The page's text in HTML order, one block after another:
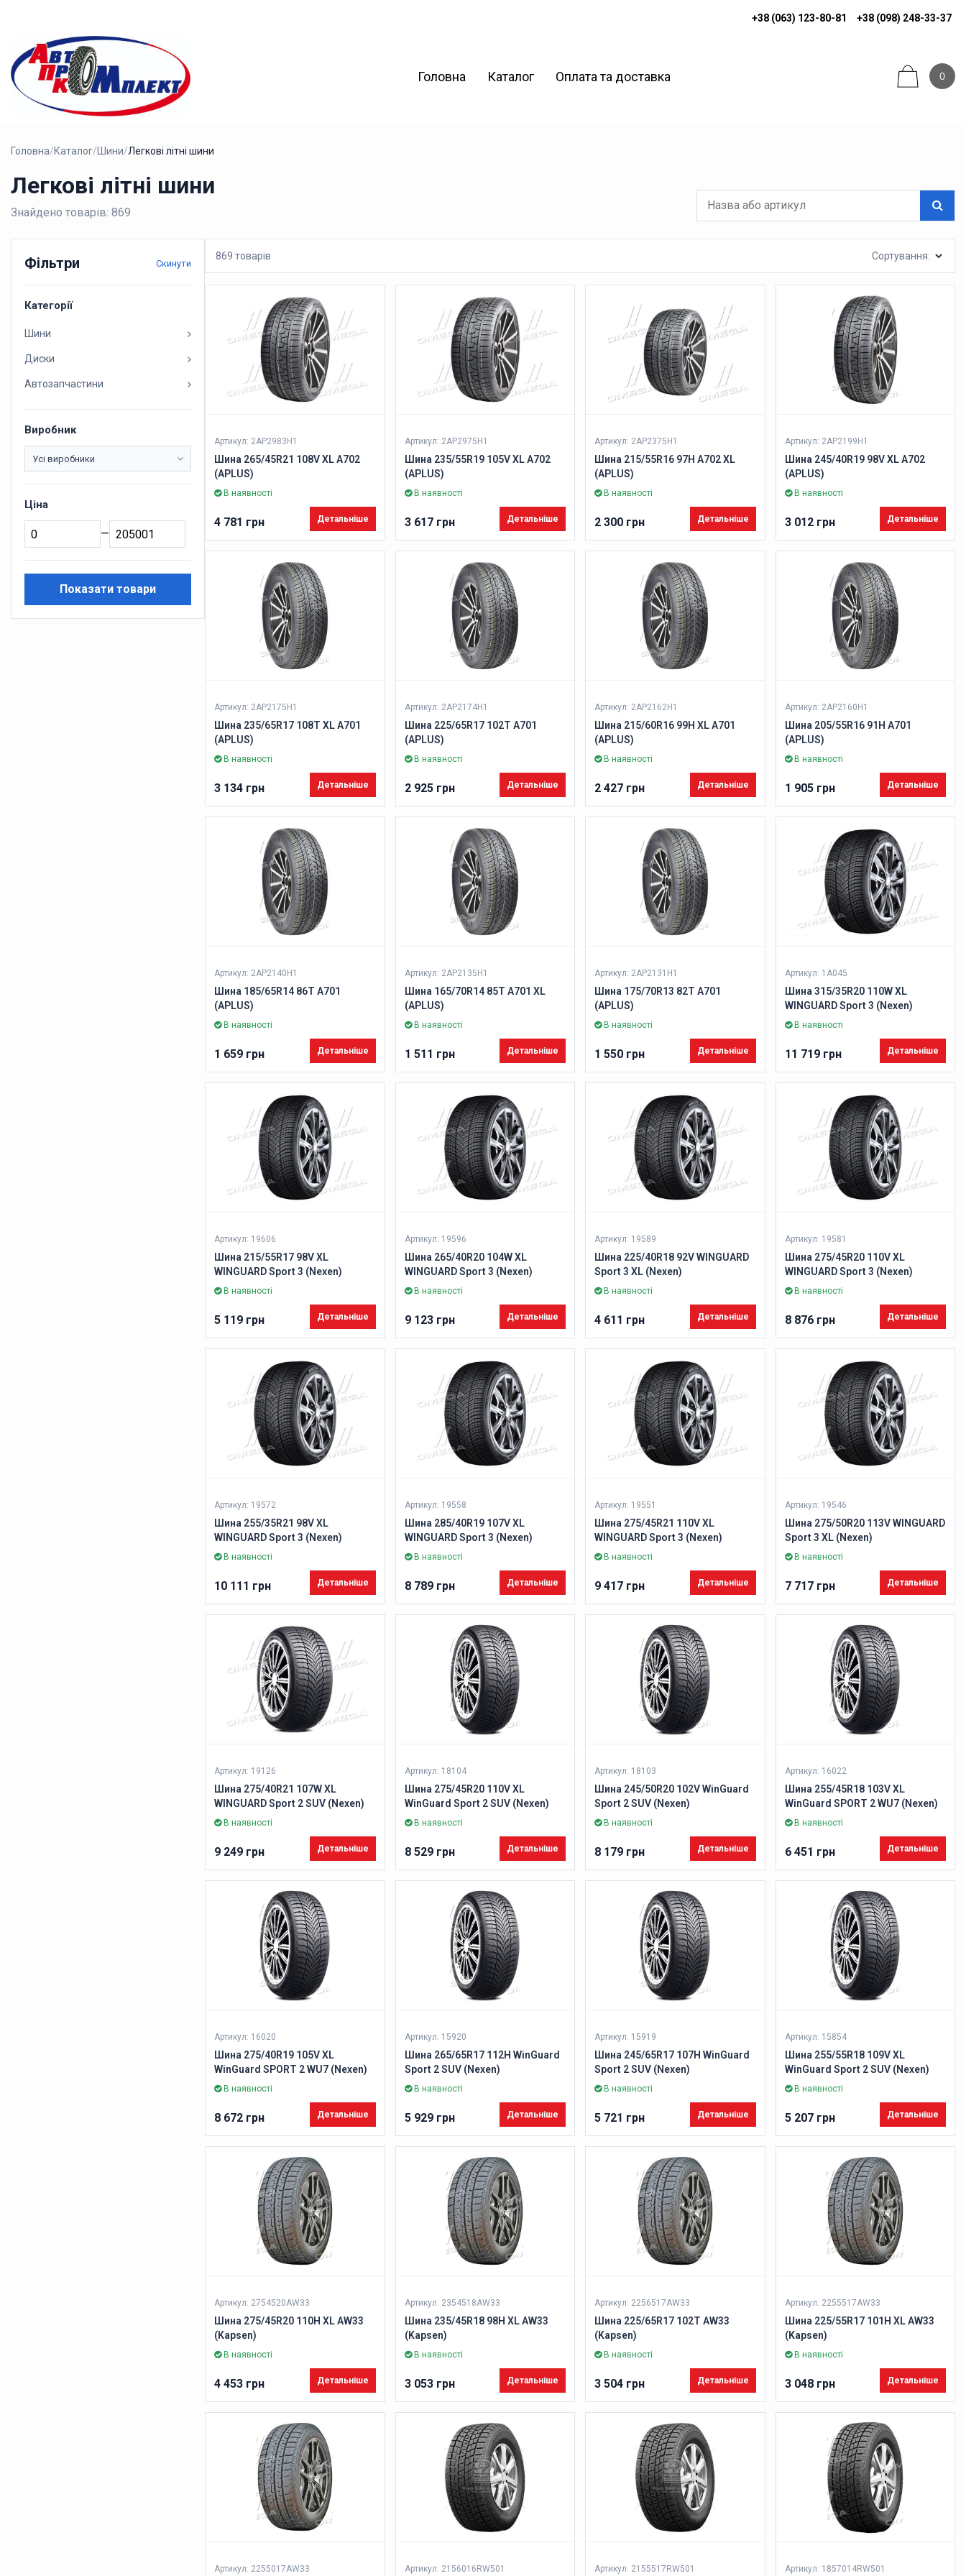
+38 (063) 123-80-81 +38 (098) 248-33-37
Головна Каталог Оплата та доставка 0
Головна/Каталог/ Шини/Легкові літні шини
Легкові літні шини
Знайдено товарів: 869
Фільтри Скинути
Категорії
Шини
Диски
Автозапчастини
Виробник
Ціна
—
Показати товари
869 товарів Сортування:
Артикул: 2AP2983H1
Шина 265/45R21 108V XL A702
(APLUS)
В наявності
4 781 грн Детальніше
Артикул: 2AP2975H1
Шина 235/55R19 105V XL A702
(APLUS)
В наявності
3 617 грн Детальніше
Артикул: 2AP2375H1
Шина 215/55R16 97H A702 XL
(APLUS)
В наявності
2 300 грн Детальніше
Артикул: 2AP2199H1
Шина 245/40R19 98V XL A702
(APLUS)
В наявності
3 012 грн Детальніше
Артикул: 2AP2175H1
Шина 235/65R17 108T XL A701
(APLUS)
В наявності
3 134 грн Детальніше
Артикул: 2AP2174H1
Шина 225/65R17 102T A701
(APLUS)
В наявності
2 925 грн Детальніше
Артикул: 2AP2162H1
Шина 215/60R16 99H XL A701
(APLUS)
В наявності
2 427 грн Детальніше
Артикул: 2AP2160H1
Шина 205/55R16 91H A701
(APLUS)
В наявності
1 905 грн Детальніше
Артикул: 2AP2140H1
Шина 185/65R14 86T A701
(APLUS)
В наявності
1 659 грн Детальніше
Артикул: 2AP2135H1
Шина 165/70R14 85T A701 XL
(APLUS)
В наявності
1 511 грн Детальніше
Артикул: 2AP2131H1
Шина 175/70R13 82T A701
(APLUS)
В наявності
1 550 грн Детальніше
Артикул: 1A045
Шина 315/35R20 110W XL
WINGUARD Sport 3 (Nexen)
В наявності
11 719 грн Детальніше
Артикул: 19606
Шина 215/55R17 98V XL
WINGUARD Sport 3 (Nexen)
В наявності
5 119 грн Детальніше
Артикул: 19596
Шина 265/40R20 104W XL
WINGUARD Sport 3 (Nexen)
В наявності
9 123 грн Детальніше
Артикул: 19589
Шина 225/40R18 92V WINGUARD
Sport 3 XL (Nexen)
В наявності
4 611 грн Детальніше
Артикул: 19581
Шина 275/45R20 110V XL
WINGUARD Sport 3 (Nexen)
В наявності
8 876 грн Детальніше
Артикул: 19572
Шина 255/35R21 98V XL
WINGUARD Sport 3 (Nexen)
В наявності
10 111 грн Детальніше
Артикул: 19558
Шина 285/40R19 107V XL
WINGUARD Sport 3 (Nexen)
В наявності
8 789 грн Детальніше
Артикул: 19551
Шина 275/45R21 110V XL
WINGUARD Sport 3 (Nexen)
В наявності
9 417 грн Детальніше
Артикул: 19546
Шина 275/50R20 113V WINGUARD
Sport 3 XL (Nexen)
В наявності
7 717 грн Детальніше
Артикул: 19126
Шина 275/40R21 107W XL
WINGUARD Sport 2 SUV (Nexen)
В наявності
9 249 грн Детальніше
Артикул: 18104
Шина 275/45R20 110V XL
WinGuard Sport 2 SUV (Nexen)
В наявності
8 529 грн Детальніше
Артикул: 18103
Шина 245/50R20 102V WinGuard
Sport 2 SUV (Nexen)
В наявності
8 179 грн Детальніше
Артикул: 16022
Шина 255/45R18 103V XL
WinGuard SPORT 2 WU7 (Nexen)
В наявності
6 451 грн Детальніше
Артикул: 16020
Шина 275/40R19 105V XL
WinGuard SPORT 2 WU7 (Nexen)
В наявності
8 672 грн Детальніше
Артикул: 15920
Шина 265/65R17 112H WinGuard
Sport 2 SUV (Nexen)
В наявності
5 929 грн Детальніше
Артикул: 15919
Шина 245/65R17 107H WinGuard
Sport 2 SUV (Nexen)
В наявності
5 721 грн Детальніше
Артикул: 15854
Шина 255/55R18 109V XL
WinGuard Sport 2 SUV (Nexen)
В наявності
5 207 грн Детальніше
Артикул: 2754520AW33
Шина 275/45R20 110H XL AW33
(Kapsen)
В наявності
4 453 грн Детальніше
Артикул: 2354518AW33
Шина 235/45R18 98H XL AW33
(Kapsen)
В наявності
3 053 грн Детальніше
Артикул: 2256517AW33
Шина 225/65R17 102T AW33
(Kapsen)
В наявності
3 504 грн Детальніше
Артикул: 2255517AW33
Шина 225/55R17 101H XL AW33
(Kapsen)
В наявності
3 048 грн Детальніше
Артикул: 2255017AW33 Артикул: 2156016RW501 Артикул: 2155517RW501 Артикул: 1857014RW501